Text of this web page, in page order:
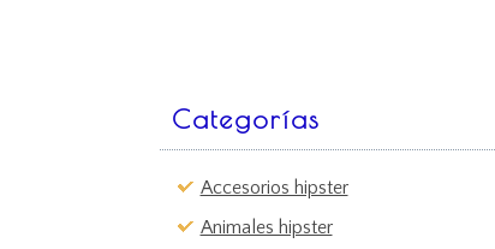
Categorías
Accesorios hipster
Animales hipster